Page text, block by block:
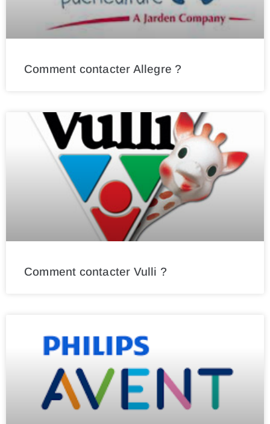
Comment contacter Allegre ?
Comment contacter Vulli ?